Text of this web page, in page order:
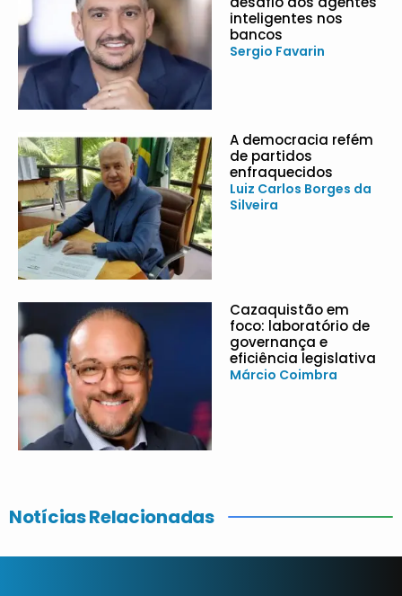
inteligentes nos
bancos
Sergio Favarin
A democracia refém
de partidos
enfraquecidos
Luiz Carlos Borges da
Silveira
Cazaquistão em
foco: laboratório de
governança e
eficiência legislativa
Márcio Coimbra
Notícias Relacionadas